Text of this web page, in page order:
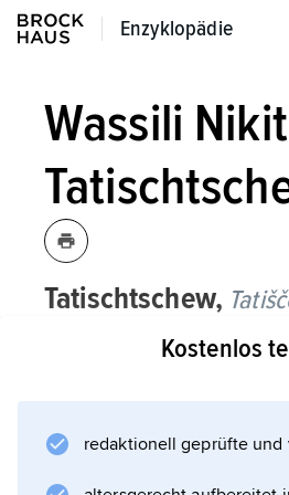
Enzyklopädie
Enzyklopädie
Wassili
Tatischtschew,
Wassili Nikititsch,
26. 7. 1750;
nahm am Großen
Kostenlos
redaktionell geprüfte und